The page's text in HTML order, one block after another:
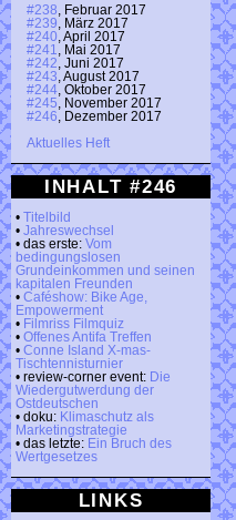
#238 , Februar 2017
#239 , März 2017
#240 , April 2017
#241
, Mai 2017
#242 , Juni 2017
#243 , August 2017
#244 , Oktober 2017
#245 , November 2017
#246 , Dezember 2017
Aktuelles Heft
INHALT #246
• Titelbild
• Jahreswechsel
• das erste: Vom
bedingungslosen
Grundeinkommen und seinen
kapitalen Freunden
• Caféshow: Bike Age,
Empowerment
• Filmriss Filmquiz
• Offenes Antifa Treffen
• Conne Island X-mas-
Tischtennisturnier
• review-corner event: Die
Wiedergutwerdung der
Ostdeutschen
• doku: Klimaschutz als
Marketingstrategie
• das letzte: Ein Bruch des
Wertgesetzes
LINKS